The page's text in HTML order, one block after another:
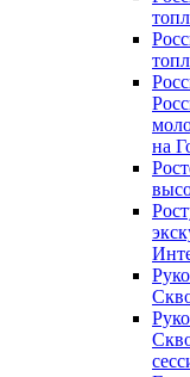
на